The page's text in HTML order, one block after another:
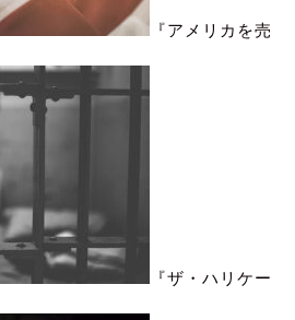
『アメリカを売
『ザ・ハリケー